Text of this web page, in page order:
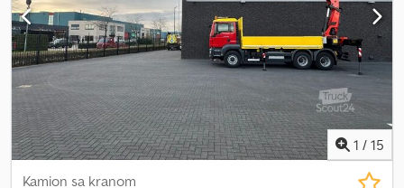
1 / 15
Kamion sa kranom